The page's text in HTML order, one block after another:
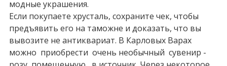
модные украшения.
Если покупаете хрусталь, сохраните чек, чтобы
предъявить его на таможне и доказать, что вы
вывозите не антиквариат. В Карловых Варах
можно приобрести очень необычный сувенир -